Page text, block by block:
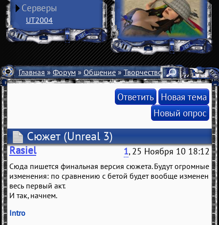
Серверы
UT2004
Главная»Форум»Общение»Творчество»Unreal 3»
Ответить Новая тема
Новый опрос
Сюжет (Unreal 3)
Rasiel 1, 25 Ноября 10 18:12
Сюда пишется финальная версия сюжета. Будут огромные
изменения: по сравнению с бетой будет вообще изменен
весь первый акт.
И так, начнем.
Intro